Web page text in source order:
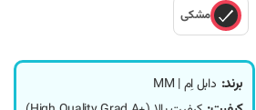
مشکی
برند: دابل اِم | MM